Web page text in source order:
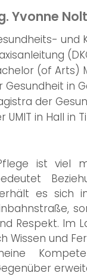
Yvonne
und
(of Arts)
Gesundheit in
der
UMIT in Hall in
ist viel
es sich
Respekt. Im
Wissen und